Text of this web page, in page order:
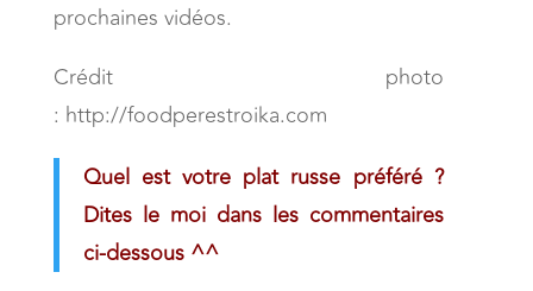
prochaines vidéos.
Crédit photo
: http://foodperestroika.com
Quel est votre plat russe préféré ?
Dites le moi dans les commentaires
ci-dessous ^^